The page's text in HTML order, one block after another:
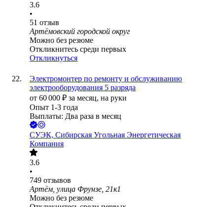
3.6
•
51 отзыв
Артёмовский городской округ
Можно без резюме
Откликнитесь среди первых
Откликнуться
Электромонтер по ремонту и обслуживанию
электрооборудования 5 разряда
от 60 000 ₽ за месяц, на руки
Опыт 1-3 года
Выплаты: Два раза в месяц
СУЭК, Сибирская Угольная Энергетическая
Компания
3.6
•
749 отзывов
Артём, улица Фрунзе, 21к1
Можно без резюме